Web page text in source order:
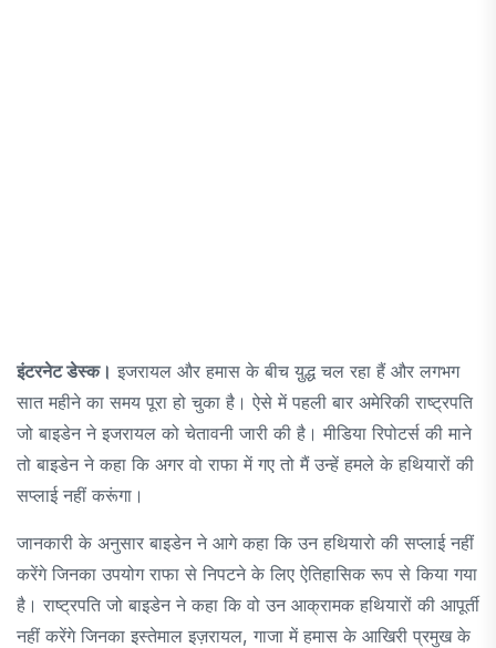
इंटरनेट डेस्क। इजरायल और हमास के बीच यु़द्ध चल रहा हैं और लगभग
सात महीने का समय पूरा हो चुका है। ऐसे में पहली बार अमेरिकी राष्ट्रपति
जो बाइडेन ने इजरायल को चेतावनी जारी की है। मीडिया रिपोटर्स की माने
तो बाइडेन ने कहा कि अगर वो राफा में गए तो मैं उन्हें हमले के हथियारों की
सप्लाई नहीं करूंगा।
जानकारी के अनुसार बाइडेन ने आगे कहा कि उन हथियारो की सप्लाई नहीं
करेंगे जिनका उपयोग राफा से निपटने के लिए ऐतिहासिक रूप से किया गया
है। राष्ट्रपति जो बाइडेन ने कहा कि वो उन आक्रामक हथियारों की आपूर्ती
नहीं करेंगे जिनका इस्तेमाल इज़रायल, गाजा में हमास के आखिरी प्रमुख के